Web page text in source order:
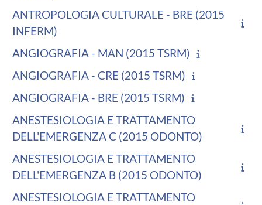
ANTROPOLOGIA CULTURALE - BRE (2015
INFERM)
ANGIOGRAFIA - MAN (2015 TSRM)
ANGIOGRAFIA - CRE (2015 TSRM)
ANGIOGRAFIA - BRE (2015 TSRM)
ANESTESIOLOGIA E TRATTAMENTO
DELL'EMERGENZA C (2015 ODONTO)
ANESTESIOLOGIA E TRATTAMENTO
DELL'EMERGENZA B (2015 ODONTO)
ANESTESIOLOGIA E TRATTAMENTO